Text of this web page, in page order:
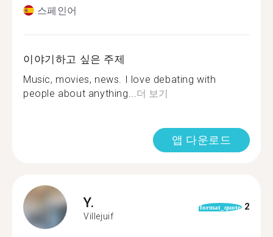
스페인어
이야기하고 싶은 주제
Music, movies, news. I love debating with
people about anything... 더 보기
앱 다운로드
Y.
Villejuif
format_quote 2